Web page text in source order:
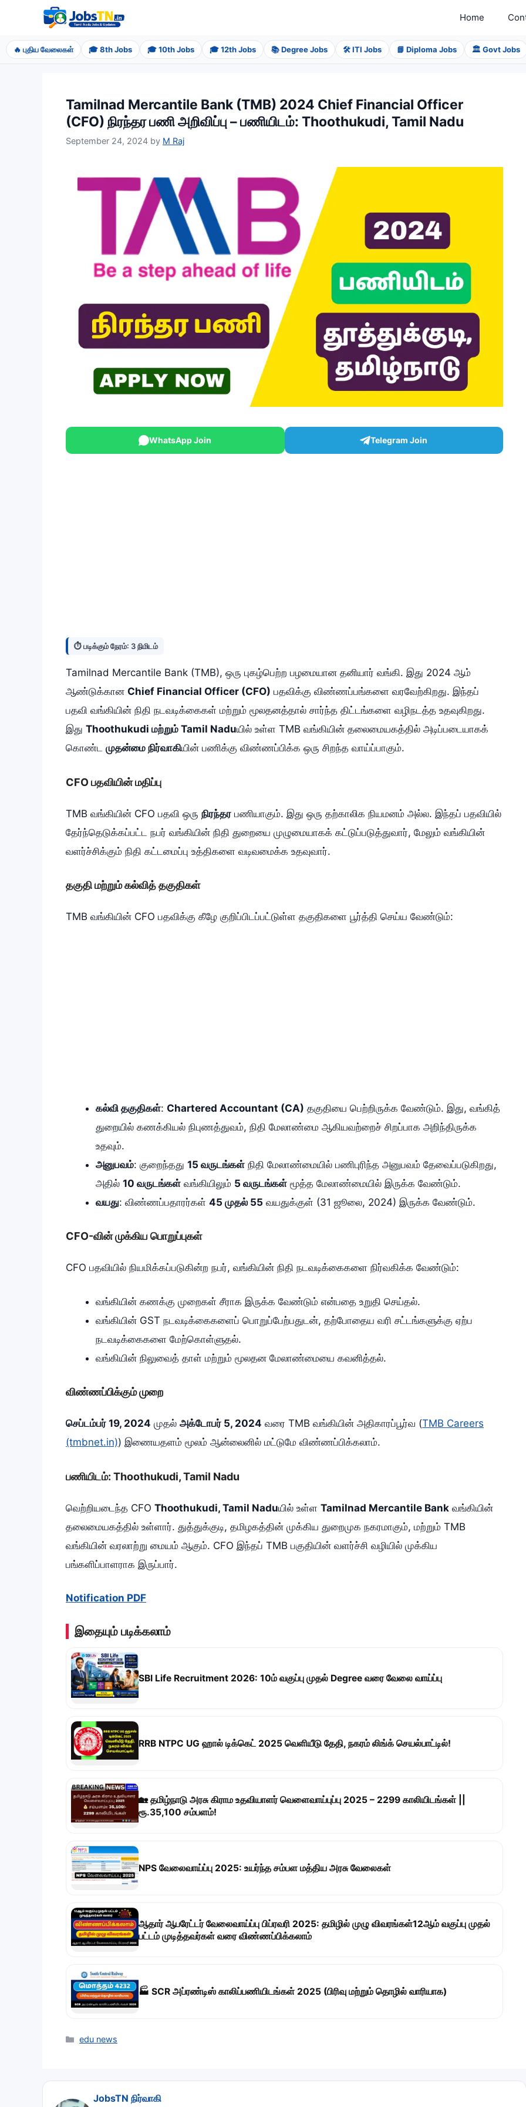
content
Home
🔥 புதிய வேலைகள் 🎓 8th Jobs 🎓 10th Jobs 🎓 12th Jobs 📚 Degree Jobs 🛠️ ITI Jobs 📘 Diploma Jobs 🏛️ Govt Jobs
Tamilnad Mercantile Bank (TMB) 2024 Chief Financial Officer
(CFO) நிரந்தர பணி அறிவிப்பு – பணியிடம்: Thoothukudi, Tamil Nadu
September 24, 2024 by M Raj
WhatsApp Join Telegram Join
⏱️ படிக்கும் நேரம்: 3 நிமிடம்
Tamilnad Mercantile Bank (TMB), ஒரு புகழ்பெற்ற பழமையான தனியார் வங்கி. இது 2024 ஆம்
ஆண்டுக்கான Chief Financial Officer (CFO) பதவிக்கு விண்ணப்பங்களை வரவேற்கிறது. இந்தப்
பதவி வங்கியின் நிதி நடவடிக்கைகள் மற்றும் மூலதனத்தால் சார்ந்த திட்டங்களை வழிநடத்த உதவுகிறது.
இது Thoothukudi மற்றும் Tamil Naduயில் உள்ள TMB வங்கியின் தலைமையகத்தில் அடிப்படையாகக்
கொண்ட முதன்மை நிர்வாகியின் பணிக்கு விண்ணப்பிக்க ஒரு சிறந்த வாய்ப்பாகும்.
CFO பதவியின் மதிப்பு
TMB வங்கியின் CFO பதவி ஒரு நிரந்தர பணியாகும். இது ஒரு தற்காலிக நியமனம் அல்ல. இந்தப் பதவியில்
தேர்ந்தெடுக்கப்பட்ட நபர் வங்கியின் நிதி துறையை முழுமையாகக் கட்டுப்படுத்துவார், மேலும் வங்கியின்
வளர்ச்சிக்கும் நிதி கட்டமைப்பு உத்திகளை வடிவமைக்க உதவுவார்.
தகுதி மற்றும் கல்வித் தகுதிகள்
TMB வங்கியின் CFO பதவிக்கு கீழே குறிப்பிடப்பட்டுள்ள தகுதிகளை பூர்த்தி செய்ய வேண்டும்:
கல்வி தகுதிகள்: Chartered Accountant (CA) தகுதியை பெற்றிருக்க வேண்டும். இது, வங்கித்
துறையில் கணக்கியல் நிபுணத்துவம், நிதி மேலாண்மை ஆகியவற்றைச் சிறப்பாக அறிந்திருக்க
உதவும்.
அனுபவம்: குறைந்தது 15 வருடங்கள் நிதி மேலாண்மையில் பணிபுரிந்த அனுபவம் தேவைப்படுகிறது,
அதில் 10 வருடங்கள் வங்கியிலும் 5 வருடங்கள் மூத்த மேலாண்மையில் இருக்க வேண்டும்.
வயது: விண்ணப்பதாரர்கள் 45 முதல் 55 வயதுக்குள் (31 ஜூலை, 2024) இருக்க வேண்டும்.
CFO-வின் முக்கிய பொறுப்புகள்
CFO பதவியில் நியமிக்கப்படுகின்ற நபர், வங்கியின் நிதி நடவடிக்கைகளை நிர்வகிக்க வேண்டும்:
வங்கியின் கணக்கு முறைகள் சீராக இருக்க வேண்டும் என்பதை உறுதி செய்தல்.
வங்கியின் GST நடவடிக்கைகளைப் பொறுப்பேற்பதுடன், தற்போதைய வரி சட்டங்களுக்கு ஏற்ப
நடவடிக்கைகளை மேற்கொள்ளுதல்.
வங்கியின் நிலுவைத் தாள் மற்றும் மூலதன மேலாண்மையை கவனித்தல்.
விண்ணப்பிக்கும் முறை
செப்டம்பர் 19, 2024 முதல் அக்டோபர் 5, 2024 வரை TMB வங்கியின் அதிகாரப்பூர்வ (TMB Careers
(tmbnet.in)) இணையதளம் மூலம் ஆன்லைனில் மட்டுமே விண்ணப்பிக்கலாம்.
பணியிடம்: Thoothukudi, Tamil Nadu
வெற்றியடைந்த CFO Thoothukudi, Tamil Naduயில் உள்ள Tamilnad Mercantile Bank வங்கியின்
தலைமையகத்தில் உள்ளார். துத்துக்குடி, தமிழகத்தின் முக்கிய துறைமுக நகரமாகும், மற்றும் TMB
வங்கியின் வரலாற்று மையம் ஆகும். CFO இந்தப் TMB பகுதியின் வளர்ச்சி வழியில் முக்கிய
பங்களிப்பாளராக இருப்பார்.
Notification PDF
இதையும் படிக்கலாம்
SBI Life Recruitment 2026: 10ம் வகுப்பு முதல் Degree வரை வேலை வாய்ப்பு
RRB NTPC UG ஹால் டிக்கெட் 2025 வெளியீடு தேதி, நகரம் லிங்க் செயல்பாட்டில்!
🏡 தமிழ்நாடு அரசு கிராம உதவியாளர் வெளைவாய்புப்பு 2025 – 2299 காலியிடங்கள் ||
ரூ.35,100 சம்பளம்!
NPS வேலைவாய்ப்பு 2025: உயர்ந்த சம்பள மத்திய அரசு வேலைகள்
ஆதார் ஆபரேட்டர் வேலைவாய்ப்பு பிப்ரவரி 2025: தமிழில் முழு விவரங்கள்12ஆம் வகுப்பு முதல்
பட்டம் முடித்தவர்கள் வரை விண்ணப்பிக்கலாம்
🏭 SCR அப்ரண்டிஸ் காலிப்பணியிடங்கள் 2025 (பிரிவு மற்றும் தொழில் வாரியாக)
Categories
edu news
JobsTN நிர்வாகி